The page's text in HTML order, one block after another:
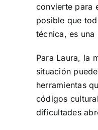
convierte para
posible que
técnica, es
Para Laura, la
situación
herramientas
códigos
dificultades